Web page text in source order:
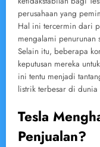
perusahaan yang
Hal ini tercermin dari
mengalami penurunan
Selain itu, beberapa
keputusan mereka
ini tentu menjadi
listrik terbesar di dunia
Tesla
Penjualan?